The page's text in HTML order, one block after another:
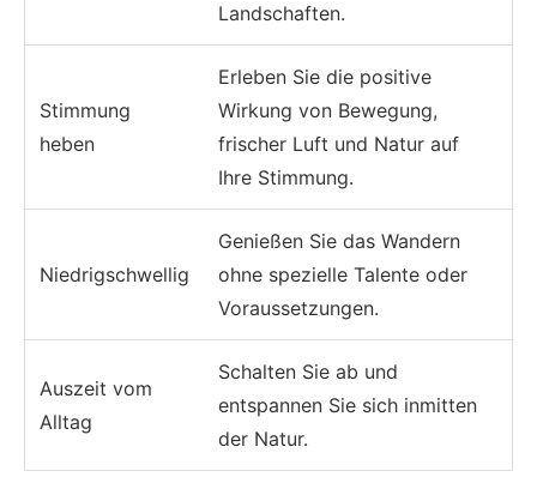
Landschaften.
Stimmung
heben
Erleben Sie die positive
Wirkung von Bewegung,
frischer Luft und Natur auf
Ihre Stimmung.
Niedrigschwellig
Genießen Sie das Wandern
ohne spezielle Talente oder
Voraussetzungen.
Auszeit vom
Alltag
Schalten Sie ab und
entspannen Sie sich inmitten
der Natur.